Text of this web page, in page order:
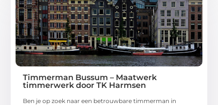
Timmerman Bussum – Maatwerk
timmerwerk door TK Harmsen
Ben je op zoek naar een betrouwbare timmerman in